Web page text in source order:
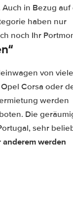
in Bezug auf
haben nur
noch Ihr
von
Corsa oder
werden
Die
sehr
anderem werden